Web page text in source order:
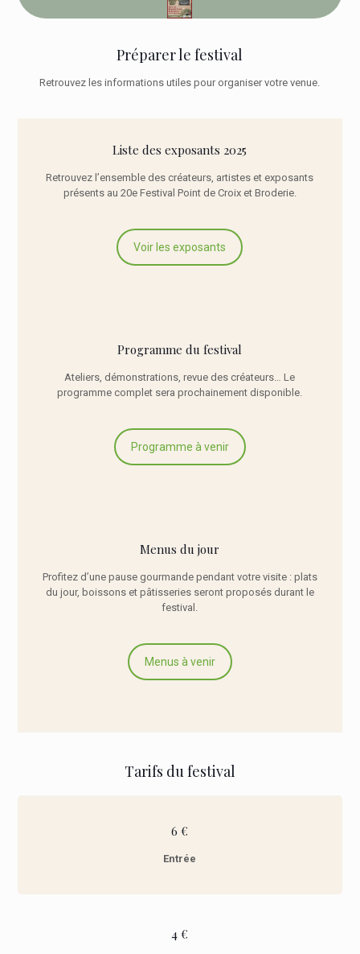
Préparer le festival
Retrouvez les informations utiles pour organiser votre venue.
Liste des exposants 2025
Retrouvez l’ensemble des créateurs, artistes et exposants
présents au 20e Festival Point de Croix et Broderie.
Voir les exposants
Programme du festival
Ateliers, démonstrations, revue des créateurs… Le
programme complet sera prochainement disponible.
Programme à venir
Menus du jour
Profitez d’une pause gourmande pendant votre visite : plats
du jour, boissons et pâtisseries seront proposés durant le
festival.
Menus à venir
Tarifs du festival
6 €
Entrée
4 €